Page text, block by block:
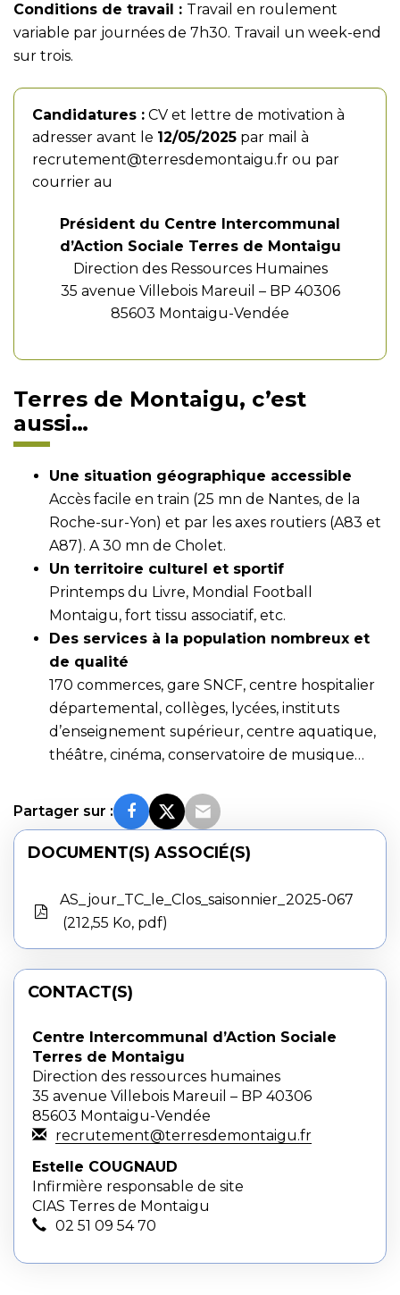
Conditions de travail : Travail en roulement
variable par journées de 7h30. Travail un week-end
sur trois.
Candidatures : CV et lettre de motivation à
adresser avant le 12/05/2025 par mail à
recrutement@terresdemontaigu.fr ou par
courrier au
Président du Centre Intercommunal
d’Action Sociale Terres de Montaigu
Direction des Ressources Humaines
35 avenue Villebois Mareuil – BP 40306
85603 Montaigu-Vendée
Terres de Montaigu, c’est
aussi…
Une situation géographique accessible
Accès facile en train (25 mn de Nantes, de la
Roche-sur-Yon) et par les axes routiers (A83 et
A87). A 30 mn de Cholet.
Un territoire culturel et sportif
Printemps du Livre, Mondial Football
Montaigu, fort tissu associatif, etc.
Des services à la population nombreux et
de qualité
170 commerces, gare SNCF, centre hospitalier
départemental, collèges, lycées, instituts
d’enseignement supérieur, centre aquatique,
théâtre, cinéma, conservatoire de musique…
Partager sur :
DOCUMENT(S) ASSOCIÉ(S)
AS_jour_TC_le_Clos_saisonnier_2025-067
212,55 Ko, pdf
CONTACT(S)
Centre Intercommunal d’Action Sociale
Terres de Montaigu
Direction des ressources humaines
35 avenue Villebois Mareuil – BP 40306
85603 Montaigu-Vendée
recrutement@terresdemontaigu.fr
Estelle COUGNAUD
Infirmière responsable de site
CIAS Terres de Montaigu
02 51 09 54 70